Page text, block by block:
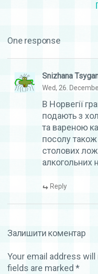
One response
Snizhana
Wed, 26.
В Норвегії
подають з
та вареною
посолу
столових
алкогольних
Reply
Залишити коментар
Your email address
fields are marked *